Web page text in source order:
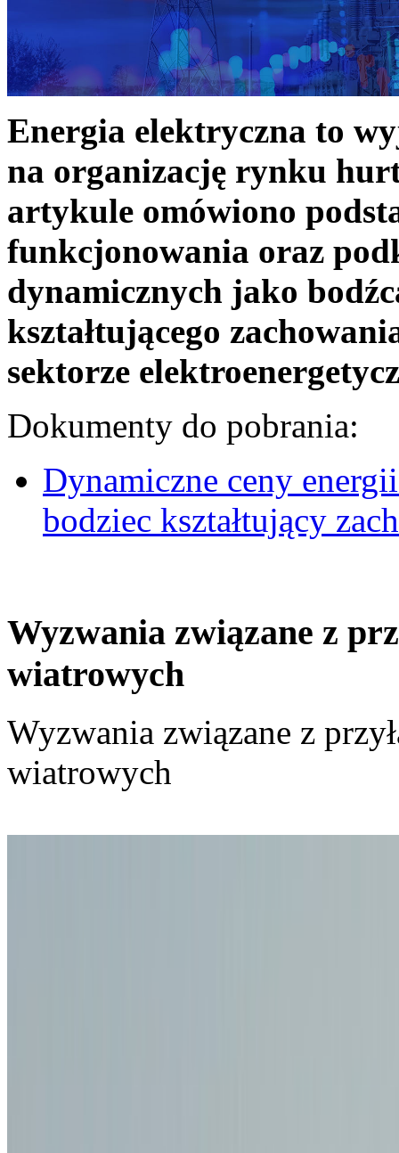
Energia elektryczna to
na organizację rynku
artykule omówiono
funkcjonowania oraz
dynamicznych jako
kształtującego
sektorze
Dokumenty do pobrania:
Dynamiczne ceny
bodziec kształtujący
Wyzwania związane z
wiatrowych
Wyzwania związane z
wiatrowych